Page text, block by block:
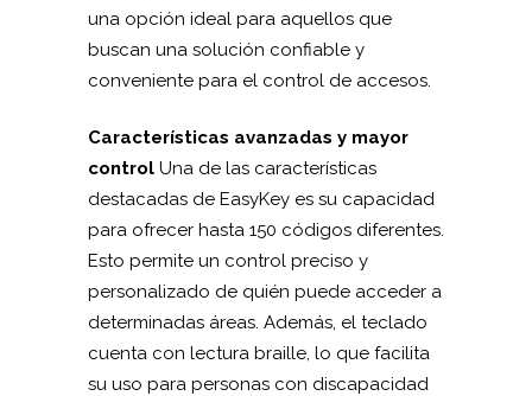
una opción ideal para aquellos que
buscan una solución confiable y
conveniente para el control de accesos.
Características avanzadas y mayor
control Una de las características
destacadas de EasyKey es su capacidad
para ofrecer hasta 150 códigos diferentes.
Esto permite un control preciso y
personalizado de quién puede acceder a
determinadas áreas. Además, el teclado
cuenta con lectura braille, lo que facilita
su uso para personas con discapacidad